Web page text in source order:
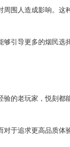
周围人造成影响。这
够引导更多的烟民选
验的老玩家，悦刻都
对于追求更高品质体